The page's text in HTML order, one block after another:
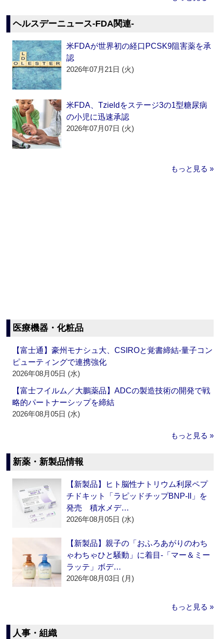
ヘルスデーニュース‐FDA関連‐
米FDAが世界初の経口PCSK9阻害薬を承
認
2026年07月21日 (火)
米FDA、Tzieldをステージ3の1型糖尿病
の小児に迅速承認
2026年07月07日 (火)
もっと見る »
医療機器・化粧品
【富士通】豪州モナシュ大、CSIROと覚書締結‐量子コン
ピューティングで連携強化
2026年08月05日 (水)
【富士フイルム／大鵬薬品】ADCの製造技術の開発で戦
略的パートナーシップを締結
2026年08月05日 (水)
もっと見る »
新薬・新製品情報
【新製品】ヒト脳性ナトリウム利尿ペプ
チドキット「ラピッドチップBNP-II」を
発売 積水メデ…
2026年08月05日 (水)
【新製品】親子の「おふろあがりのわち
ゃわちゃひと騒動」に着目‐「マー＆ミー
ラッテ」ボデ…
2026年08月03日 (月)
もっと見る »
人事・組織